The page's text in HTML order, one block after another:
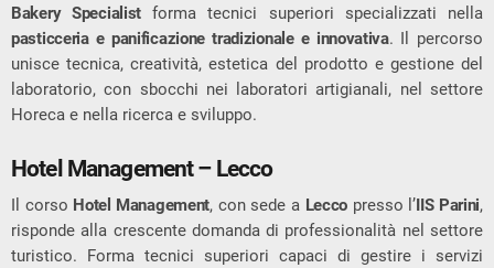
Bakery Specialist forma tecnici superiori specializzati nella
pasticceria e panificazione tradizionale e innovativa. Il percorso
unisce tecnica, creatività, estetica del prodotto e gestione del
laboratorio, con sbocchi nei laboratori artigianali, nel settore
Horeca e nella ricerca e sviluppo.
Hotel Management – Lecco
Il corso Hotel Management, con sede a Lecco presso l’IIS Parini,
risponde alla crescente domanda di professionalità nel settore
turistico. Forma tecnici superiori capaci di gestire i servizi